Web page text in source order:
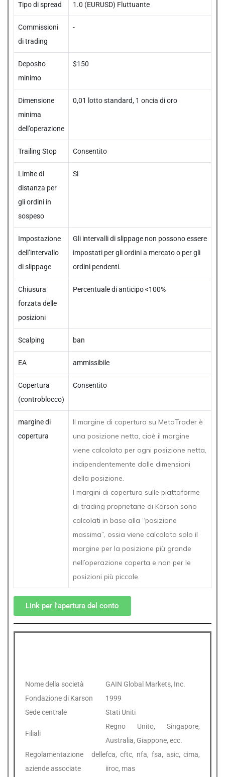
Tipo di spread 1.0 (EURUSD) Fluttuante
Commissioni
di trading
-
Deposito
minimo
$150
Dimensione
minima
dell’operazione
0,01 lotto standard, 1 oncia di oro
Trailing Stop Consentito
Limite di
distanza per
gli ordini in
sospeso
Sì
Impostazione
dell’intervallo
di slippage
Gli intervalli di slippage non possono essere
impostati per gli ordini a mercato o per gli
ordini pendenti.
Chiusura
forzata delle
posizioni
Percentuale di anticipo <100%
Scalping ban
EA ammissibile
Copertura
(controblocco)
Consentito
margine di
copertura
Il margine di copertura su MetaTrader è
una posizione netta, cioè il margine
viene calcolato per ogni posizione netta,
indipendentemente dalle dimensioni
della posizione.
I margini di copertura sulle piattaforme
di trading proprietarie di Karson sono
calcolati in base alla “posizione
massima”, ossia viene calcolato solo il
margine per la posizione più grande
nell’operazione coperta e non per le
posizioni più piccole.
Link per l'apertura del conto
Nome della società
GAIN Global Markets, Inc.
Fondazione di Karson
1999
Sede centrale
Stati Uniti
Filiali
Regno Unito, Singapore,
Australia, Giappone, ecc.
Regolamentazione delle
aziende associate
fca, cftc, nfa, fsa, asic, cima,
iiroc, mas